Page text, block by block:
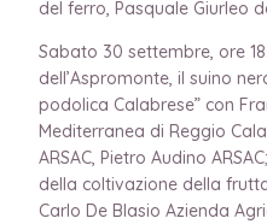
del ferro, Pasquale Giurleo
Sabato 30 settembre, ore
dell’Aspromonte, il suino
podolica Calabrese” con
Mediterranea di Reggio
ARSAC, Pietro Audino
della coltivazione della
Carlo De Blasio Azienda